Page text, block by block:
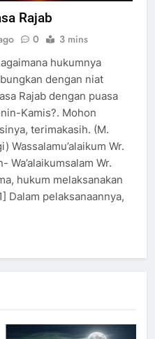
Rajab
0 3 mins
hukumnya
dengan niat
Rajab dengan puasa
Kamis?. Mohon
terimakasih. (M.
Wassalamu’alaikum Wr.
Wa’alaikumsalam Wr.
hukum melaksanakan
Dalam pelaksanaannya,